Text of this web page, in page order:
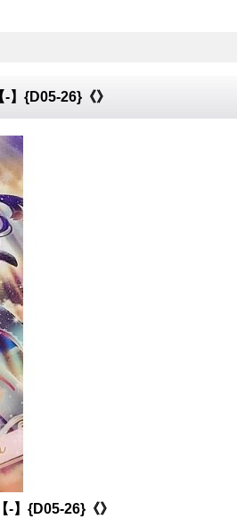
】{D05-26}《》
-】{D05-26}《》